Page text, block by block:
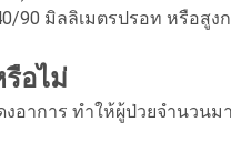
มิลลิเมตรปรอท หรือสูงก
อไม่
อาการ ทำให้ผู้ป่วยจำนวนม